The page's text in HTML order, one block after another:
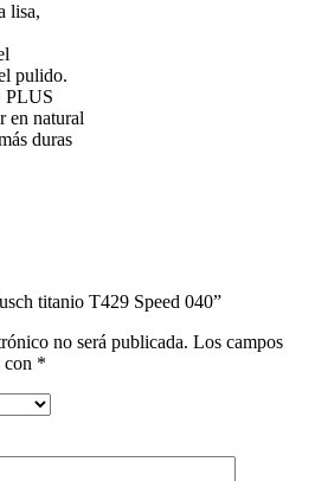
lisa,
pulido.
PLUS
en natural
duras
titanio T429 Speed 040”
no será publicada. Los campos
con *